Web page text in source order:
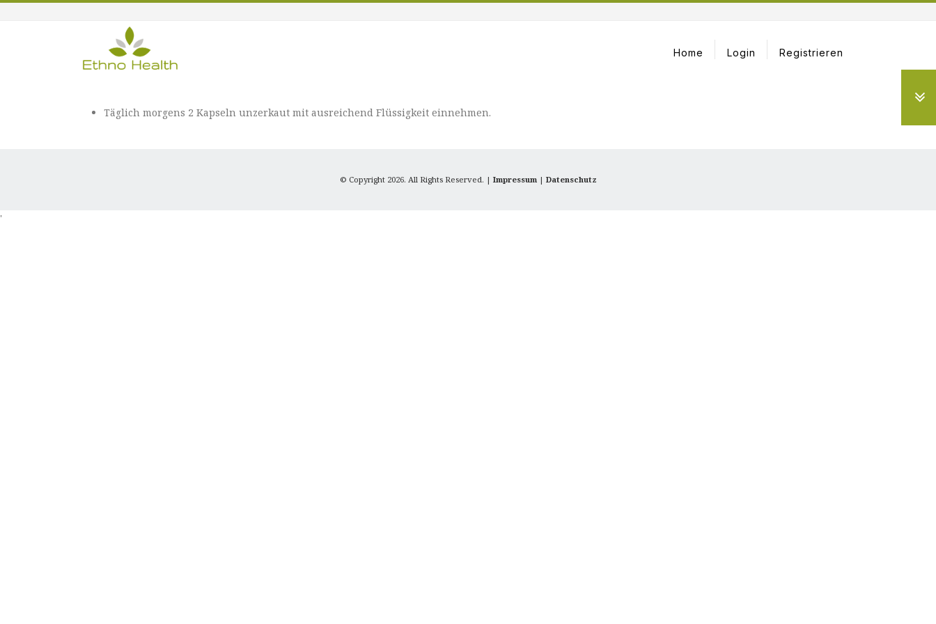
Home Login Registrieren
Täglich morgens 2 Kapseln unzerkaut mit ausreichend Flüssigkeit einnehmen.
© Copyright 2026. All Rights Reserved. | Impressum| Datenschutz
'